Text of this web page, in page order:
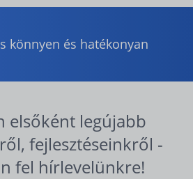
könnyen és hatékonyan
elsőként legújabb
fejlesztéseinkről -
fel hírlevelünkre!